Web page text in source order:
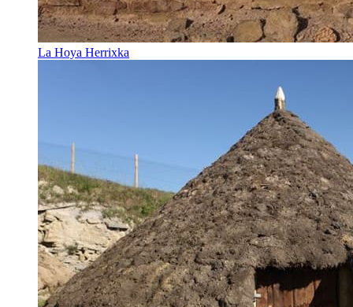
La Hoya Herrixka